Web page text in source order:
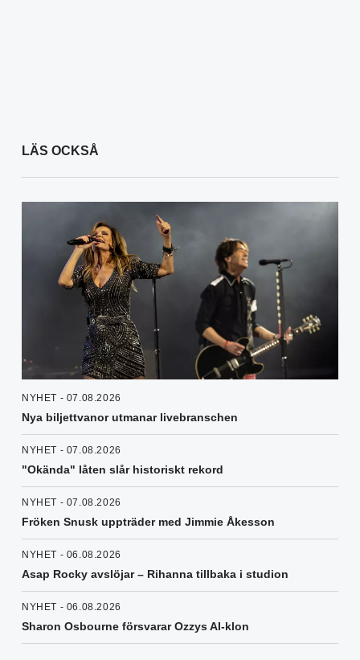
LÄS OCKSÅ
NYHET - 07.08.2026
Nya biljettvanor utmanar livebranschen
NYHET - 07.08.2026
"Okända" låten slår historiskt rekord
NYHET - 07.08.2026
Fröken Snusk uppträder med Jimmie Åkesson
NYHET - 06.08.2026
Asap Rocky avslöjar – Rihanna tillbaka i studion
NYHET - 06.08.2026
Sharon Osbourne försvarar Ozzys AI-klon